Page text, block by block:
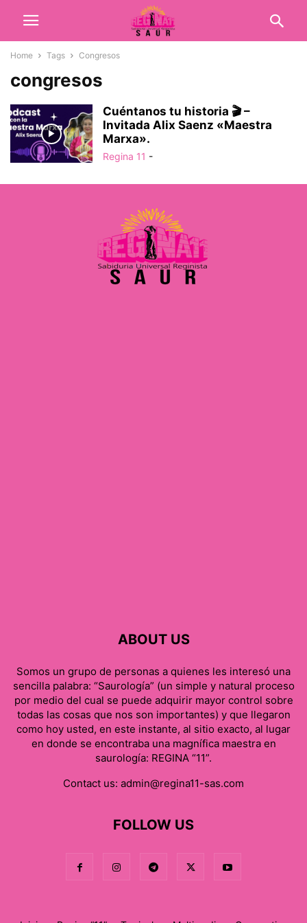
Home Tags Congresos
congresos
Cuéntanos tu historia 🎬 –
Invitada Alix Saenz «Maestra
Marxa».
Regina 11 -
ABOUT US
Somos un grupo de personas a quienes les interesó una
sencilla palabra: “Saurología” (un simple y natural proceso
por medio del cual se puede adquirir mayor control sobre
todas las cosas que nos son importantes) y que llegaron
como hoy usted, en este instante, al sitio exacto, al lugar
en donde se encontraba una magnífica maestra en
saurología: REGINA “11”.
Contact us: admin@regina11-sas.com
FOLLOW US